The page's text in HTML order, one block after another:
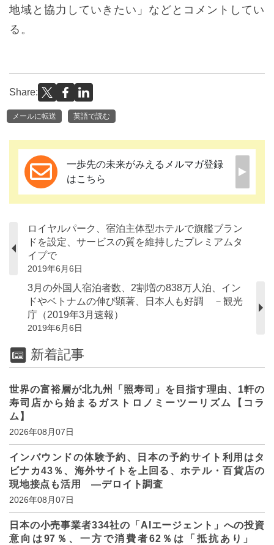
地域と協力していきたい」などとコメントしてい
る。
Share:
メールに転送 英語で読む
一歩先の未来がみえるメルマガ登録
はこちら
ロイヤルパーク、宿泊主体型ホテルで旗艦ブラン
ドを設定、サービスの質を維持したプレミアムタ
イプで
2019年6月6日
3月の外国人宿泊者数、2割増の838万人泊、イン
ドやベトナムの伸び顕著、日本人も好調 －観光
庁（2019年3月速報）
2019年6月6日
新着記事
世界の富裕層が北九州「照寿司」を目指す理由、1軒の
寿司店から始まるガストロノミーツーリズム【コラ
ム】
2026年08月07日
インバウンドの体験予約、日本の予約サイト利用はタ
ビナカ43％、海外サイトを上回る、ホテル・百貨店の
現地接点も活用 ―デロイト調査
2026年08月07日
日本の小売事業者334社の「AIエージェント」への投資
意向は97％、一方で消費者62％は「抵抗あり」